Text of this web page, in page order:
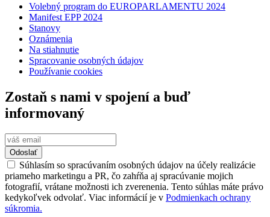
Volebný program do EUROPARLAMENTU 2024
Manifest EPP 2024
Stanovy
Oznámenia
Na stiahnutie
Spracovanie osobných údajov
Používanie cookies
Zostaň s nami v spojení a buď
informovaný
Odoslať
Súhlasím so spracúvaním osobných údajov na účely realizácie
priameho marketingu a PR, čo zahŕňa aj spracúvanie mojich
fotografií, vrátane možnosti ich zverenenia. Tento súhlas máte právo
kedykoľvek odvolať. Viac informácií je v Podmienkach ochrany
súkromia.